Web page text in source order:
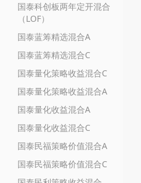
国泰科创板两年定开混合
（LOF）
国泰蓝筹精选混合A
国泰蓝筹精选混合C
国泰量化策略收益混合C
国泰量化策略收益混合A
国泰量化收益混合A
国泰量化收益混合C
国泰民福策略价值混合A
国泰民福策略价值混合C